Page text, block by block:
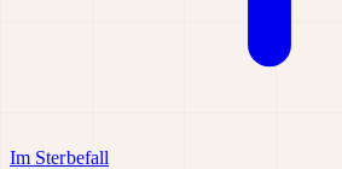
Im Sterbefall